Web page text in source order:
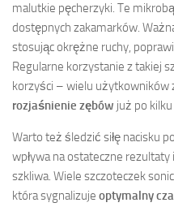
malutkie pęcherzyki. Te
dostępnych zakamarków.
stosując okrężne ruchy,
Regularne korzystanie z takiej
korzyści – wielu użytkowników
rozjaśnienie zębów już po
Warto też śledzić siłę nacisku
wpływa na ostateczne
szkliwa. Wiele szczoteczek
która sygnalizuje optymalny